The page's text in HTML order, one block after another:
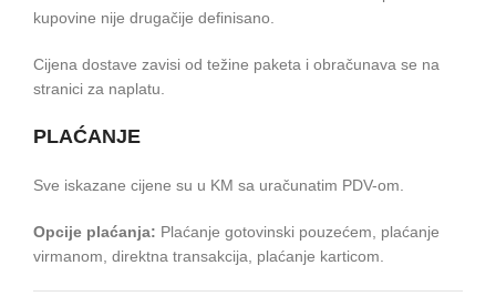
kupovine nije drugačije definisano.
Cijena dostave zavisi od težine paketa i obračunava se na
stranici za naplatu.
PLAĆANJE
Sve iskazane cijene su u KM sa uračunatim PDV-om.
Opcije plaćanja: Plaćanje gotovinski pouzećem, plaćanje
virmanom, direktna transakcija, plaćanje karticom.